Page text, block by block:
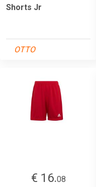
Shorts Jr
OTTO
€ 16.08